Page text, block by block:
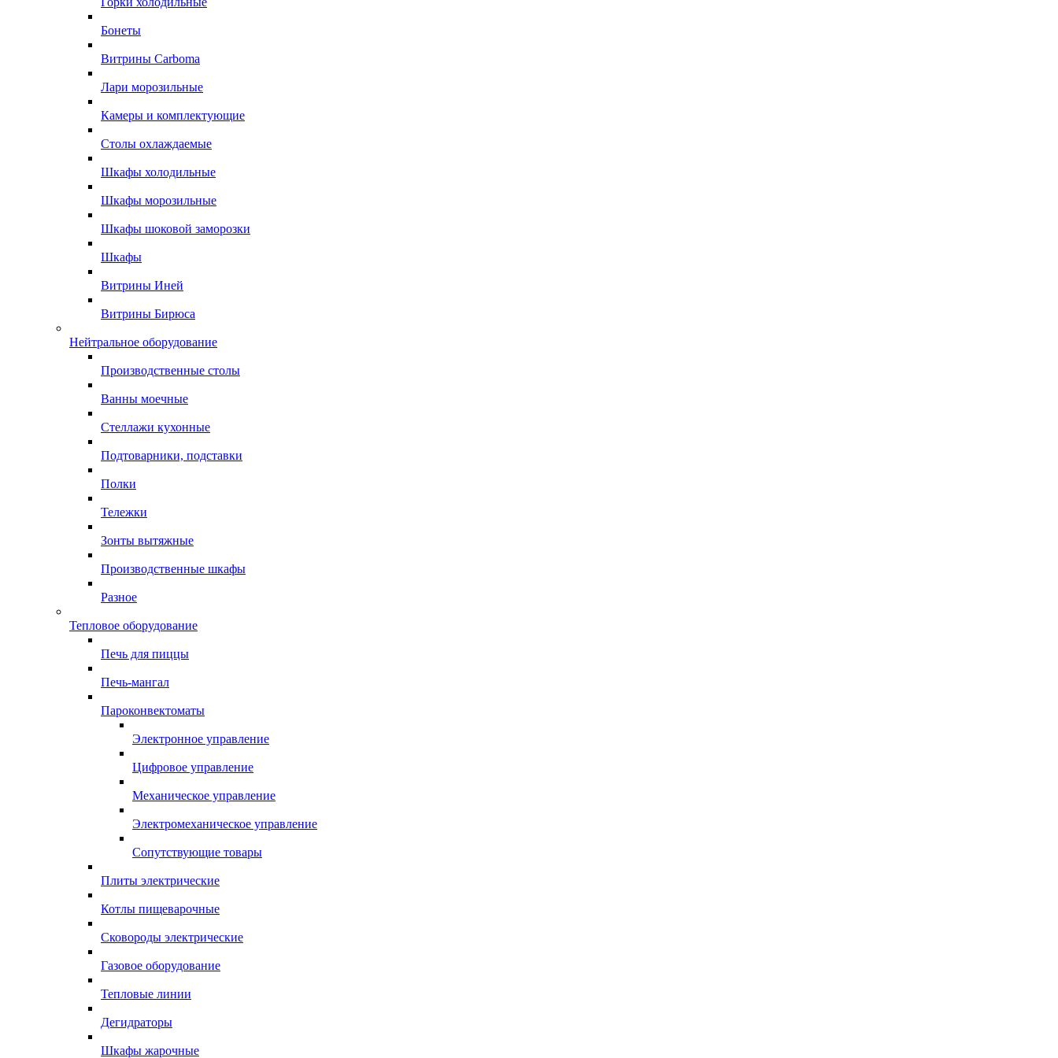
Бонеты
Витрины Carboma
Лари морозильные
Камеры и комплектующие
Столы охлаждаемые
Шкафы холодильные
Шкафы морозильные
Шкафы шоковой заморозки
Шкафы
Витрины Иней
Витрины Бирюса
Нейтральное оборудование
Производственные столы
Ванны моечные
Стеллажи кухонные
Подтоварники, подставки
Полки
Тележки
Зонты вытяжные
Производственные шкафы
Разное
Тепловое оборудование
Печь для пиццы
Печь-мангал
Пароконвектоматы
Электронное управление
Цифровое управление
Механическое управление
Электромеханическое управление
Сопутствующие товары
Плиты электрические
Котлы пищеварочные
Сковороды электрические
Газовое оборудование
Тепловые линии
Дегидраторы
Шкафы жарочные